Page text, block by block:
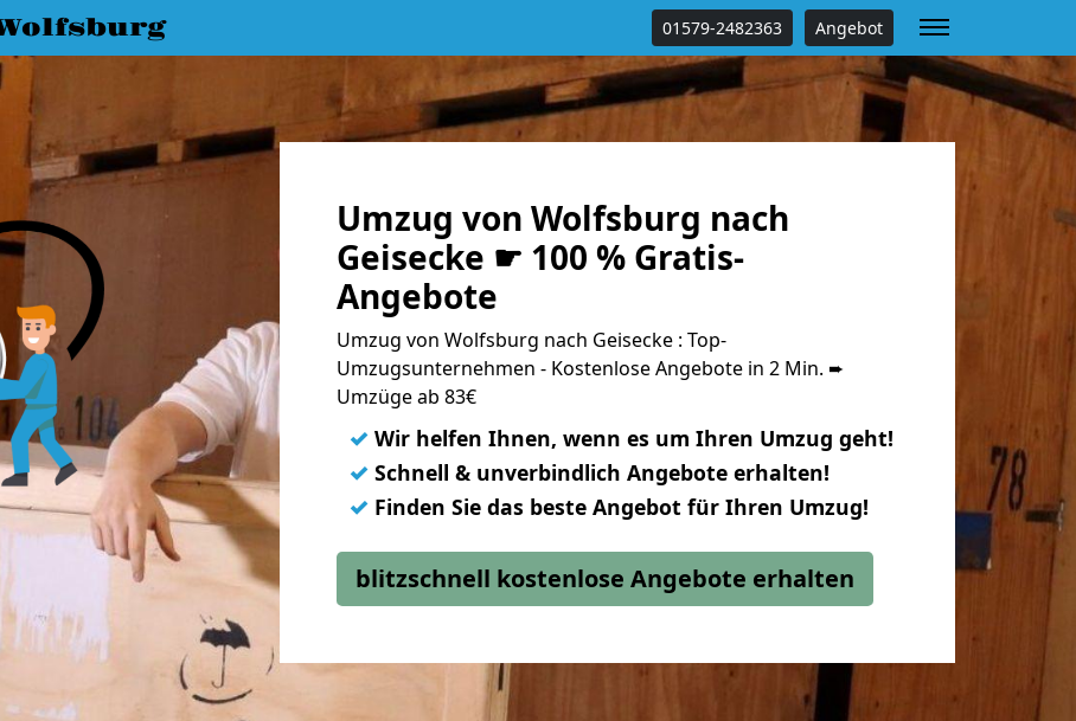
01579-2482363 Angebot
Umzug von Wolfsburg nach
Geisecke ☛ 100 % Gratis-
Angebote
Umzug von Wolfsburg nach Geisecke : Top-
Umzugsunternehmen - Kostenlose Angebote in 2 Min. ➨
Umzüge ab 83€
✓ Wir helfen Ihnen, wenn es um Ihren Umzug geht!
✓ Schnell & unverbindlich Angebote erhalten!
✓ Finden Sie das beste Angebot für Ihren Umzug!
blitzschnell kostenlose Angebote erhalten